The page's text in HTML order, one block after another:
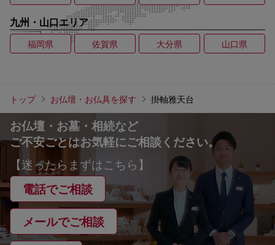
九州・山口エリア
福岡県 佐賀県 大分県 山口県
トップ お仏壇・お仏具を探す 掛軸雅天台
お仏壇・お墓・相続など
ご不安ごとはお気軽にご相談ください。
【迷ったらまずはこちら】
電話でご相談
メールでご相談